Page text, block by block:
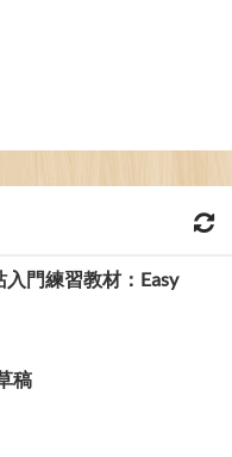
入門練習教材：Easy
稿